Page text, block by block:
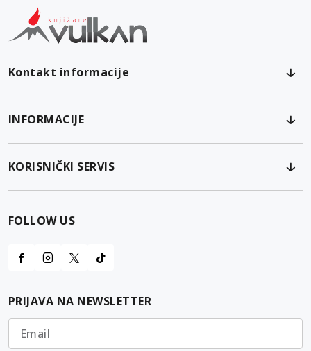
Kontakt informacije
INFORMACIJE
KORISNIČKI SERVIS
FOLLOW US
PRIJAVA NA NEWSLETTER
Email